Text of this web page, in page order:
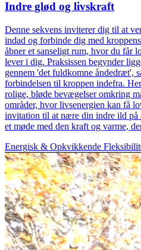
Indre glød og livskraft
Denne sekvens inviterer dig til at
indad og forbinde dig med
åbner et sanseligt rum, hvor du får
lever i dig. Praksissen begynder
gennem 'det fuldkomne åndedræt',
forbindelsen til kroppen indefra.
rolige, bløde bevægelser omkring
områder, hvor livsenergien kan få
invitation til at nære din indre ild på
et møde med den kraft og varme,
Energisk & Opkvikkende